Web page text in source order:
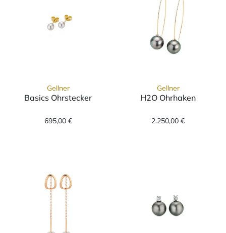
Gellner
Basics Ohrstecker
695,00 €
Gellner
H2O Ohrhaken
2.250,00 €